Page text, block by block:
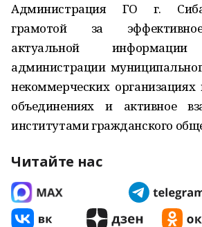
Администрация ГО г.
грамотой за
актуальной
администрации
некоммерческих
объединениях и активное
институтами гражданского
Читайте нас